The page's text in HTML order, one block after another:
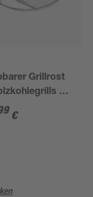
Grillrost
Ø
Edelstahl
€